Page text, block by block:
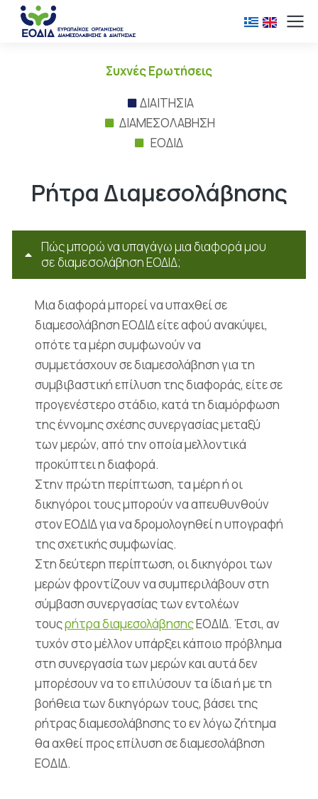
Συχνές Ερωτήσεις
ΔΙΑΙΤΗΣΙΑ
ΔΙΑΜΕΣΟΛΑΒΗΣΗ
ΕΟΔΙΔ
Ρήτρα Διαμεσολάβησης
Πώς μπορώ να υπαγάγω μια διαφορά μου
σε διαμεσολάβηση ΕΟΔΙΔ;
Μια διαφορά μπορεί να υπαχθεί σε
διαμεσολάβηση ΕΟΔΙΔ είτε αφού ανακύψει,
οπότε τα μέρη συμφωνούν να
συμμετάσχουν σε διαμεσολάβηση για τη
συμβιβαστική επίλυση της διαφοράς, είτε σε
προγενέστερο στάδιο, κατά τη διαμόρφωση
της έννομης σχέσης συνεργασίας μεταξύ
των μερών, από την οποία μελλοντικά
προκύπτει η διαφορά.
Στην πρώτη περίπτωση, τα μέρη ή οι
δικηγόροι τους μπορούν να απευθυνθούν
στον ΕΟΔΙΔ για να δρομολογηθεί η υπογραφή
της σχετικής συμφωνίας.
Στη δεύτερη περίπτωση, οι δικηγόροι των
μερών φροντίζουν να συμπεριλάβουν στη
σύμβαση συνεργασίας των εντολέων
τουςρήτρα διαμεσολάβησηςΕΟΔΙΔ. Έτσι, αν
τυχόν στο μέλλον υπάρξει κάποιο πρόβλημα
στη συνεργασία των μερών και αυτά δεν
μπορέσουν να το επιλύσουν τα ίδια ή με τη
βοήθεια των δικηγόρων τους, βάσει της
ρήτρας διαμεσολάβησης το εν λόγω ζήτημα
θα αχθεί προς επίλυση σε διαμεσολάβηση
ΕΟΔΙΔ.